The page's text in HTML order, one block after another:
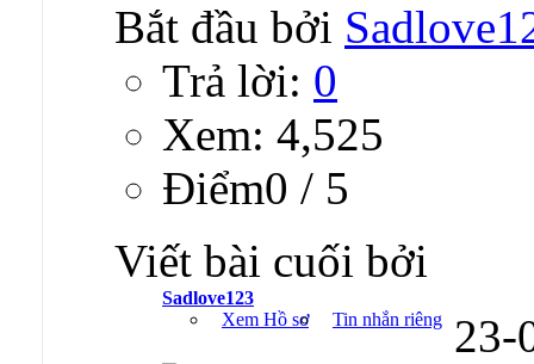
Bắt đầu bởi
Trả lời: 0
Xem: 4,525
Ðiểm0 / 5
Viết bài cuối bởi
Sadlove123
Xem Hồ sơ
Tin nhắn riêng 23-